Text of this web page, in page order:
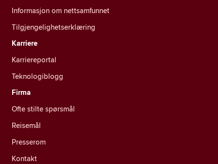
Informasjon om nettsamfunnet
Tilgjengelighetserklæring
Karriere
Karriereportal
Teknologiblogg
Firma
Ofte stilte spørsmål
Reisemål
Presserom
Kontakt